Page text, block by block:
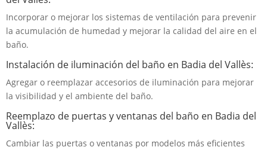
Incorporar o mejorar los sistemas de ventilación para prevenir
la acumulación de humedad y mejorar la calidad del aire en el
baño.
Instalación de iluminación del baño en Badia del Vallès:
Agregar o reemplazar accesorios de iluminación para mejorar
la visibilidad y el ambiente del baño.
Reemplazo de puertas y ventanas del baño en Badia del
Vallès:
Cambiar las puertas o ventanas por modelos más eficientes